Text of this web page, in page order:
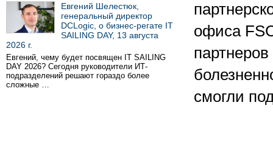
Евгений Шелестюк,
генеральный директор
DCLogic, о бизнес-регате IT
SAILING DAY, 13 августа
2026 г.
Евгений, чему будет посвящен IT SAILING
DAY 2026? Сегодня руководители ИТ-
подразделений решают гораздо более
сложные …
офиса
смогли